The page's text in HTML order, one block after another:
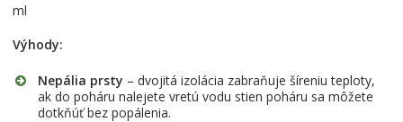
ml
Výhody:
Nepália prsty – dvojitá izolácia zabraňuje šíreniu teploty,
ak do poháru nalejete vretú vodu stien poháru sa môžete
dotkňúť bez popálenia.